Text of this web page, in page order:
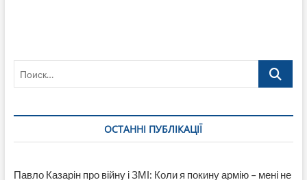
Поиск…
ОСТАННІ ПУБЛІКАЦІЇ
Павло Казарін про війну і ЗМІ: Коли я покину армію – мені не